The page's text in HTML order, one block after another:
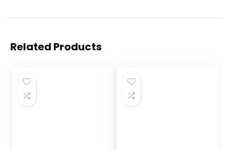
Related Products